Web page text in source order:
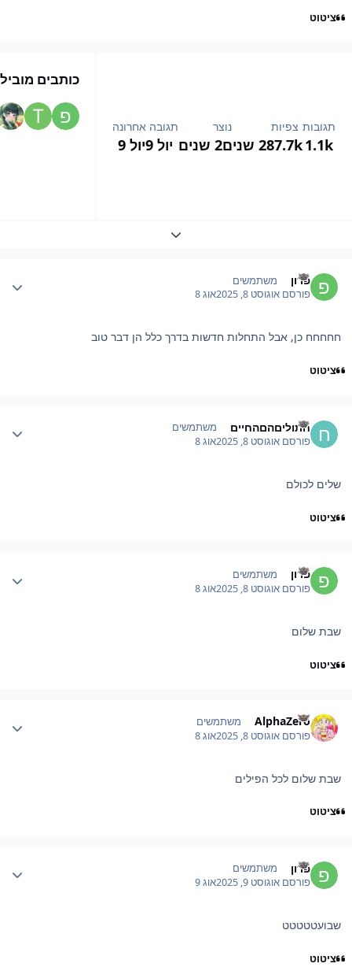
ציטוט
תגובות
1.1k
צפיות
87.7k
נוצר
2 שנים 2 שנים
תגובה אחרונה
יול 9 יול 9
כותבים
Expand topic overview
פרון משתמשים
פורסםאוגוסט 8, 2025 אוג 8
חחחחח כן, אבל התחלות חדשות בדרך כלל הן דבר טוב
ציטוט
חתוליםהםהחיים משתמשים
פורסםאוגוסט 8, 2025 אוג 8
שלים לכולם
ציטוט
פרון משתמשים
פורסםאוגוסט 8, 2025 אוג 8
שבת שלום
ציטוט
AlphaZero משתמשים
פורסםאוגוסט 8, 2025 אוג 8
שבת שלום לכל הפילים
ציטוט
פרון משתמשים
פורסםאוגוסט 9, 2025 אוג 9
שבועטטטטט
ציטוט